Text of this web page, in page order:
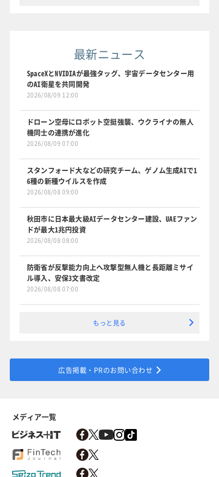
最新ニュース
SpaceXとNVIDIAが最強タッグ、宇宙データセンター用
のAI衛星を共同開発
2026/08/09 12:00
ドローン空母にロボット空挺強襲、ウクライナの無人
機同士の連携が進化
2026/08/09 07:00
スタンフォード大などの研究チーム、ゲノム生成AIで1
6種の新種ウイルスを作成
2026/08/08 09:00
秋田市に日本最大級AIデータセンター建設、UAEファン
ドが最大1兆円投資
2026/08/08 08:00
防衛省が反撃能力向上へ攻撃型無人機と長距離ミサイ
ル導入、安保3文書改定
2026/08/08 07:00
もっと見る
広告掲載・PRのお問い合わせ
メディア一覧